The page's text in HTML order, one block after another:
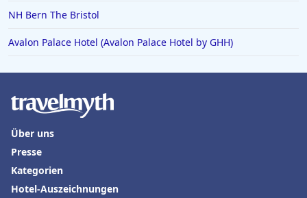
NH Bern The Bristol
Avalon Palace Hotel (Avalon Palace Hotel by GHH)
Über uns
Presse
Kategorien
Hotel-Auszeichnungen